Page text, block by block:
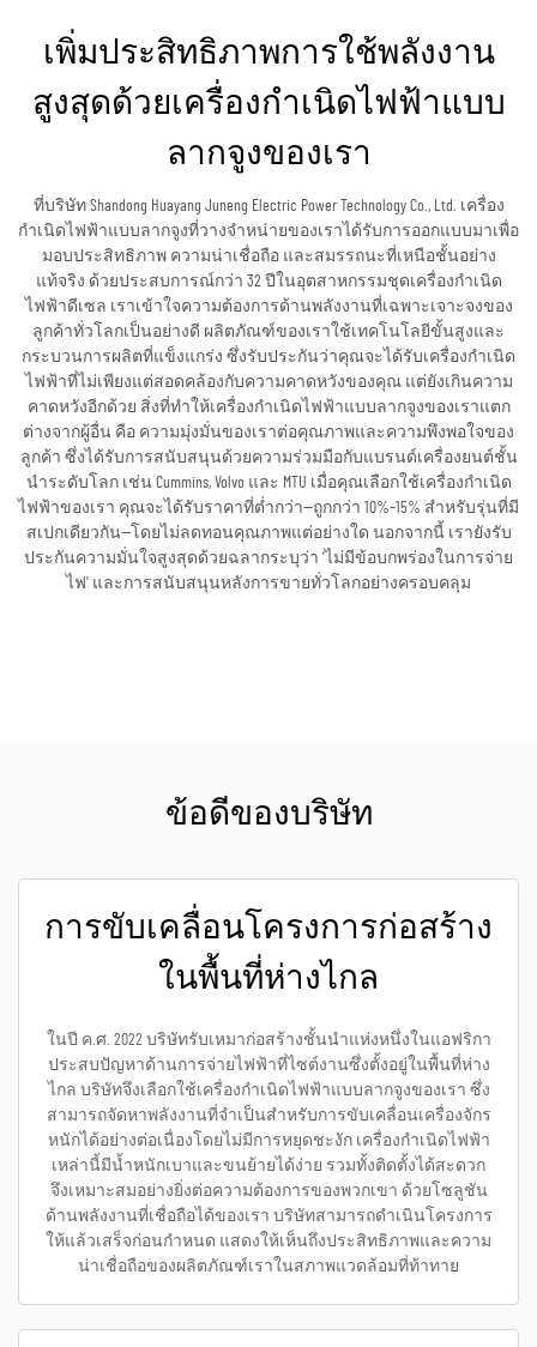
เพิ่มประสิทธิภาพการใช้พลังงาน
สูงสุดด้วยเครื่องกำเนิดไฟฟ้าแบบ
ลากจูงของเรา
ที่บริษัท Shandong Huayang Juneng Electric Power Technology Co., Ltd. เครื่อง
กำเนิดไฟฟ้าแบบลากจูงที่วางจำหน่ายของเราได้รับการออกแบบมาเพื่อ
มอบประสิทธิภาพ ความน่าเชื่อถือ และสมรรถนะที่เหนือชั้นอย่าง
แท้จริง ด้วยประสบการณ์กว่า 32 ปีในอุตสาหกรรมชุดเครื่องกำเนิด
ไฟฟ้าดีเซล เราเข้าใจความต้องการด้านพลังงานที่เฉพาะเจาะจงของ
ลูกค้าทั่วโลกเป็นอย่างดี ผลิตภัณฑ์ของเราใช้เทคโนโลยีขั้นสูงและ
กระบวนการผลิตที่แข็งแกร่ง ซึ่งรับประกันว่าคุณจะได้รับเครื่องกำเนิด
ไฟฟ้าที่ไม่เพียงแต่สอดคล้องกับความคาดหวังของคุณ แต่ยังเกินความ
คาดหวังอีกด้วย สิ่งที่ทำให้เครื่องกำเนิดไฟฟ้าแบบลากจูงของเราแตก
ต่างจากผู้อื่น คือ ความมุ่งมั่นของเราต่อคุณภาพและความพึงพอใจของ
ลูกค้า ซึ่งได้รับการสนับสนุนด้วยความร่วมมือกับแบรนด์เครื่องยนต์ชั้น
นำระดับโลก เช่น Cummins, Volvo และ MTU เมื่อคุณเลือกใช้เครื่องกำเนิด
ไฟฟ้าของเรา คุณจะได้รับราคาที่ต่ำกว่า—ถูกกว่า 10%–15% สำหรับรุ่นที่มี
สเปกเดียวกัน—โดยไม่ลดทอนคุณภาพแต่อย่างใด นอกจากนี้ เรายังรับ
ประกันความมั่นใจสูงสุดด้วยฉลากระบุว่า 'ไม่มีข้อบกพร่องในการจ่าย
ไฟ' และการสนับสนุนหลังการขายทั่วโลกอย่างครอบคลุม
ข้อดีของบริษัท
การขับเคลื่อนโครงการก่อสร้าง
ในพื้นที่ห่างไกล
ในปี ค.ศ. 2022 บริษัทรับเหมาก่อสร้างชั้นนำแห่งหนึ่งในแอฟริกา
ประสบปัญหาด้านการจ่ายไฟฟ้าที่ไซต์งานซึ่งตั้งอยู่ในพื้นที่ห่าง
ไกล บริษัทจึงเลือกใช้เครื่องกำเนิดไฟฟ้าแบบลากจูงของเรา ซึ่ง
สามารถจัดหาพลังงานที่จำเป็นสำหรับการขับเคลื่อนเครื่องจักร
หนักได้อย่างต่อเนื่องโดยไม่มีการหยุดชะงัก เครื่องกำเนิดไฟฟ้า
เหล่านี้มีน้ำหนักเบาและขนย้ายได้ง่าย รวมทั้งติดตั้งได้สะดวก
จึงเหมาะสมอย่างยิ่งต่อความต้องการของพวกเขา ด้วยโซลูชัน
ด้านพลังงานที่เชื่อถือได้ของเรา บริษัทสามารถดำเนินโครงการ
ให้แล้วเสร็จก่อนกำหนด แสดงให้เห็นถึงประสิทธิภาพและความ
น่าเชื่อถือของผลิตภัณฑ์เราในสภาพแวดล้อมที่ท้าทาย